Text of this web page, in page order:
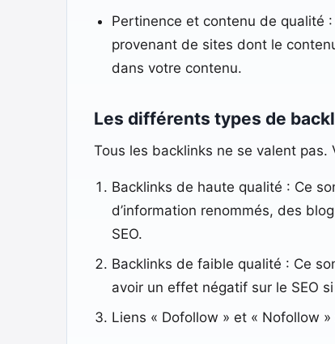
Pertinence et contenu de qualité
provenant de sites dont le
dans votre contenu.
Les différents types de
Tous les backlinks ne se valent
Backlinks de haute qualité : Ce
d’information renommés, des
SEO.
Backlinks de faible qualité : Ce
avoir un effet négatif sur le SEO
Liens « Dofollow » et « Nofollow »